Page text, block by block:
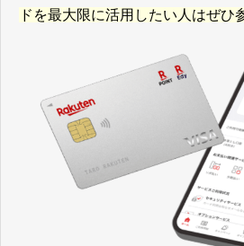
ドを最大限に活用したい人はぜひ